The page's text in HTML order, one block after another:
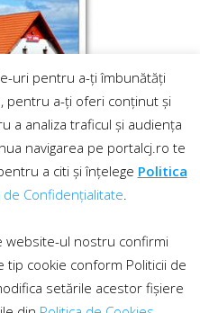
uri pentru a-ți îmbunătăți
pentru a-ți oferi conținut și
a analiza traficul și audiența
navigarea pe portalcj.ro te
a citi și înțelege Politica
de Confidențialitate.
website-ul nostru confirmi
tip cookie conform Politicii de
setările acestor fișiere